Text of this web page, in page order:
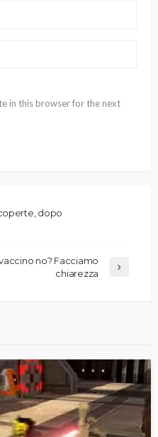
in this browser for the next
dopo
no? Facciamo
chiarezza